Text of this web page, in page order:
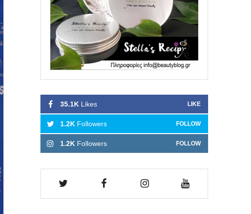
35.1K Likes LIKE
1.2K Followers FOLLOW
1.2K Followers FOLLOW